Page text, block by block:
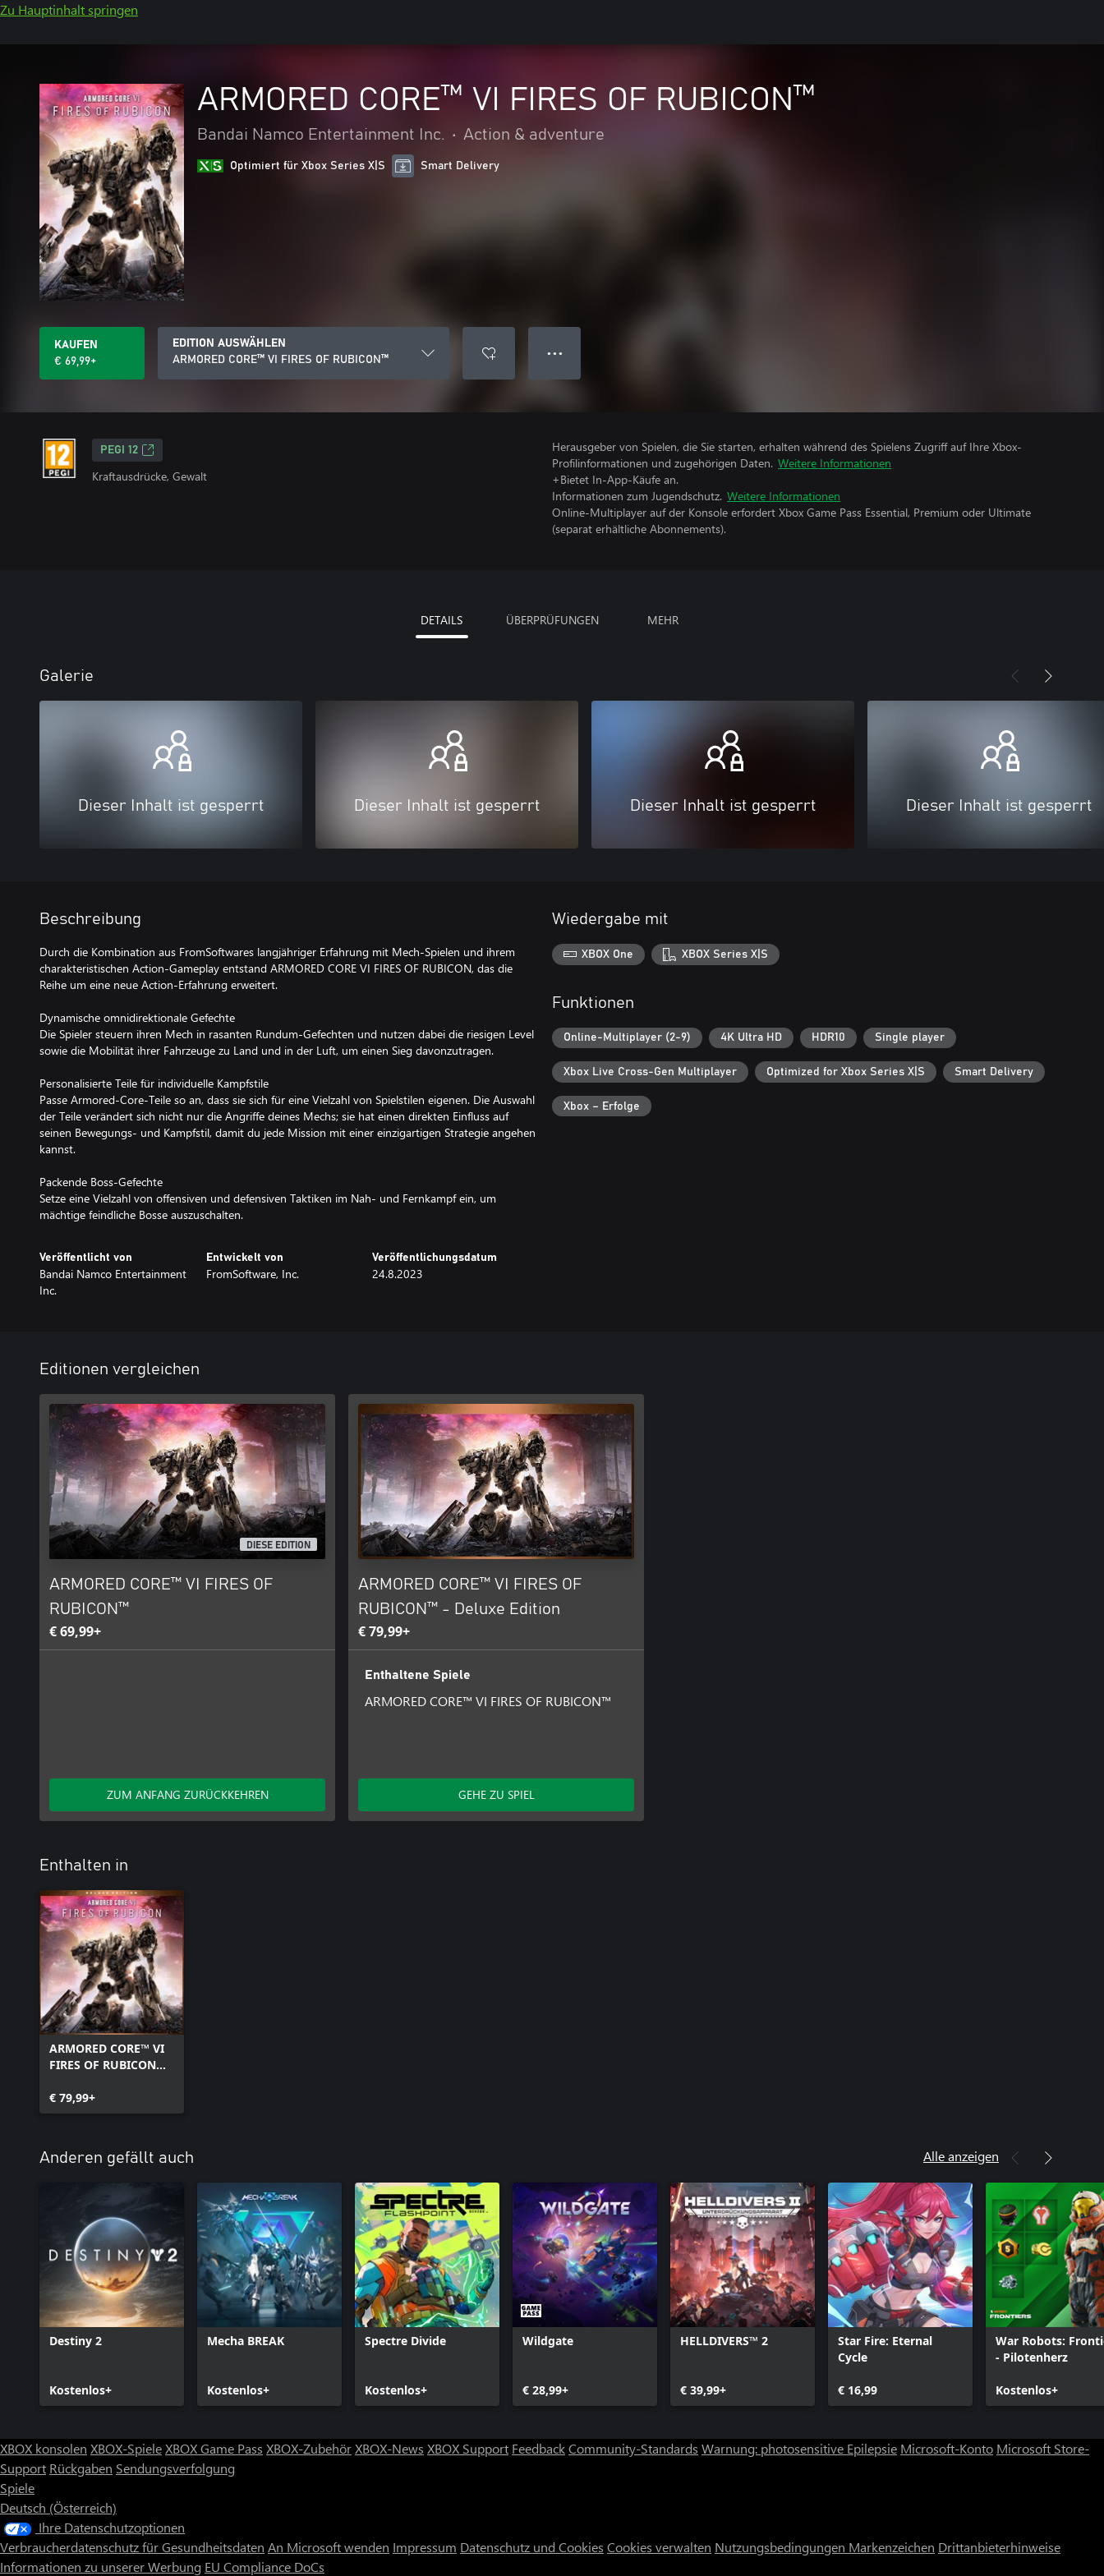
Zu Hauptinhalt springen
ARMORED CORE™ VI FIRES OF RUBICON™
Bandai Namco Entertainment Inc. • Action & adventure
Optimiert für Xbox Series X|S Smart Delivery
KAUFEN
€ 69,99+
EDITION AUSWÄHLEN
ARMORED CORE™ VI FIRES OF RUBICON™
● ● ●
PEGI 12
Kraftausdrücke, Gewalt
Herausgeber von Spielen, die Sie starten, erhalten während des Spielens Zugriff auf Ihre Xbox-
Profilinformationen und zugehörigen Daten. Weitere Informationen
+Bietet In-App-Käufe an.
Informationen zum Jugendschutz. Weitere Informationen
Online-Multiplayer auf der Konsole erfordert Xbox Game Pass Essential, Premium oder Ultimate
(separat erhältliche Abonnements).
DETAILS ÜBERPRÜFUNGEN MEHR
Galerie
Dieser Inhalt ist gesperrt Dieser Inhalt ist gesperrt Dieser Inhalt ist gesperrt Dieser Inhalt ist gesperrt
Beschreibung
Durch die Kombination aus FromSoftwares langjähriger Erfahrung mit Mech-Spielen und ihrem
charakteristischen Action-Gameplay entstand ARMORED CORE VI FIRES OF RUBICON, das die
Reihe um eine neue Action-Erfahrung erweitert.
Dynamische omnidirektionale Gefechte
Die Spieler steuern ihren Mech in rasanten Rundum-Gefechten und nutzen dabei die riesigen Level
sowie die Mobilität ihrer Fahrzeuge zu Land und in der Luft, um einen Sieg davonzutragen.
Personalisierte Teile für individuelle Kampfstile
Passe Armored-Core-Teile so an, dass sie sich für eine Vielzahl von Spielstilen eigenen. Die Auswahl
der Teile verändert sich nicht nur die Angriffe deines Mechs; sie hat einen direkten Einfluss auf
seinen Bewegungs- und Kampfstil, damit du jede Mission mit einer einzigartigen Strategie angehen
kannst.
Packende Boss-Gefechte
Setze eine Vielzahl von offensiven und defensiven Taktiken im Nah- und Fernkampf ein, um
mächtige feindliche Bosse auszuschalten.
Veröffentlicht von
Bandai Namco Entertainment
Inc.
Entwickelt von
FromSoftware, Inc.
Veröffentlichungsdatum
24.8.2023
Wiedergabe mit
XBOX One XBOX Series X|S
Funktionen
Online-Multiplayer (2-9) 4K Ultra HD HDR10 Single player
Xbox Live Cross-Gen Multiplayer Optimized for Xbox Series X|S Smart Delivery
Xbox – Erfolge
Editionen vergleichen
DIESE EDITION
ARMORED CORE™ VI FIRES OF
RUBICON™
€ 69,99+
ZUM ANFANG ZURÜCKKEHREN
ARMORED CORE™ VI FIRES OF
RUBICON™ - Deluxe Edition
€ 79,99+
Enthaltene Spiele
ARMORED CORE™ VI FIRES OF RUBICON™
GEHE ZU SPIEL
Enthalten in
ARMORED CORE™ VI
FIRES OF RUBICON™ -
€ 79,99+
Anderen gefällt auch Alle anzeigen
Destiny 2
Kostenlos+
Mecha BREAK
Kostenlos+
Spectre Divide
Kostenlos+
Wildgate
€ 28,99+
HELLDIVERS™ 2
€ 39,99+
Star Fire: Eternal
Cycle
€ 16,99
War Robots:
- Pilotenherz
Kostenlos+
XBOX konsolen XBOX-SpieleXBOX Game Pass XBOX-ZubehörXBOX-News XBOX Support FeedbackCommunity-Standards Warnung: photosensitive Epilepsie Microsoft-Konto Microsoft Store-
Support Rückgaben Sendungsverfolgung
Spiele
Deutsch (Österreich)
Ihre Datenschutzoptionen
Verbraucherdatenschutz für Gesundheitsdaten An Microsoft wenden Impressum Datenschutz und Cookies Cookies verwalten Nutzungsbedingungen Markenzeichen Drittanbieterhinweise
Informationen zu unserer Werbung EU Compliance DoCs